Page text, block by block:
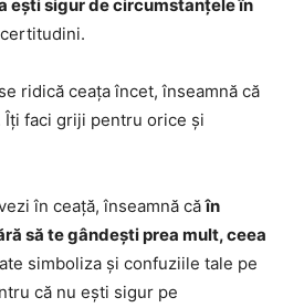
ești sigur de circumstanțele în
ridică ceața încet, înseamnă că
Îți faci griji pentru orice și
în ceață, înseamnă căîn
să te gândești prea mult, ceea
simboliza și confuziile tale pe
că nu ești sigur pe